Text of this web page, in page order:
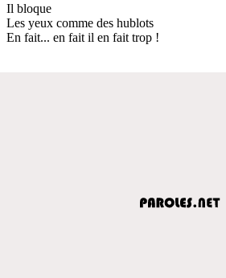
Il bloque
Les yeux comme des hublots
En fait... en fait il en fait trop !